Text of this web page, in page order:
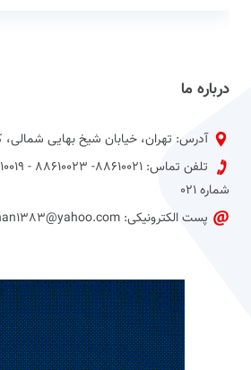
درباره ما
آدرس: تهران، خیابان شیخ بهایی
شماره 021
پست الکترونیکی: jahan1383@yahoo.com